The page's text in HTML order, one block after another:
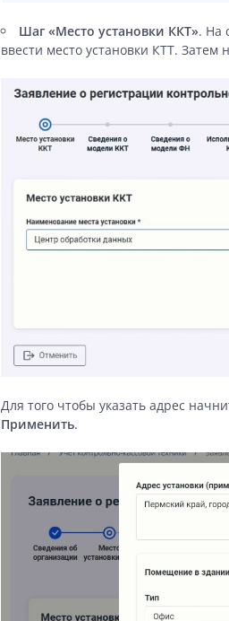
Шаг «Место установки ККТ». На
ввести место установки КТТ. Затем
Для того чтобы указать адрес
Применить.